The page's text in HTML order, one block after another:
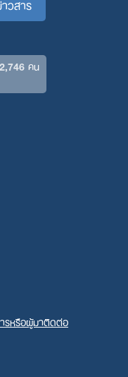
คน
รหรือผู้มาติดต่อ